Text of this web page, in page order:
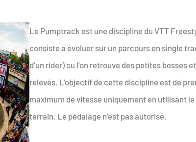
Le Pumptrack est une discipline du VTT
consiste à évoluer sur un parcours en single
d’un rider) ou l’on retrouve des petites bosses
relevés. L’objectif de cette discipline est de
maximum de vitesse uniquement en utilisant
terrain. Le pédalage n’est pas autorisé.